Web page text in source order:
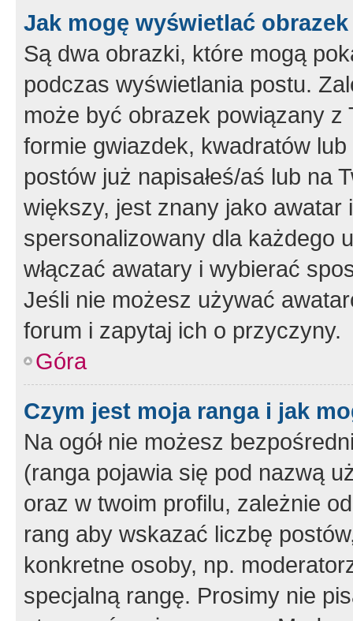
Jak mogę wyświetlać
Są dwa obrazki, które mogą
podczas wyświetlania postu.
może być obrazek powiązany z
formie gwiazdek, kwadratów
postów już napisałeś/aś lub na
większy, jest znany jako
spersonalizowany dla każdego
włączać awatary i wybierać
Jeśli nie możesz używać
forum i zapytaj ich o przyczyny.
Góra
Czym jest moja ranga i jak
Na ogół nie możesz
(ranga pojawia się pod nazwą
oraz w twoim profilu, zależnie
rang aby wskazać liczbę
konkretne osoby, np.
specjalną rangę. Prosimy nie